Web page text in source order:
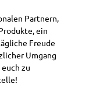
Partnern,
ein
Freude
Umgang
zu